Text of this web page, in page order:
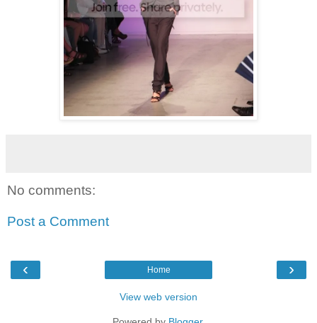
No comments:
Post a Comment
‹ ›
Home
View web version